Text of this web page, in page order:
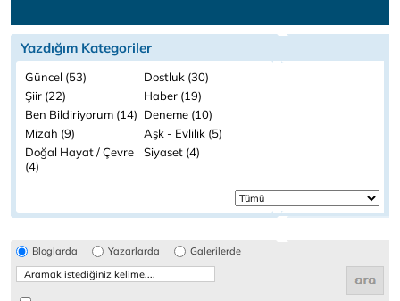
Yazdığım Kategoriler
Güncel (53)
Dostluk (30)
Şiir (22)
Haber (19)
Ben Bildiriyorum (14) Deneme (10)
Mizah (9)
Aşk - Evlilik (5)
Doğal Hayat / Çevre
(4)
Siyaset (4)
Bloglarda Yazarlarda Galerilerde